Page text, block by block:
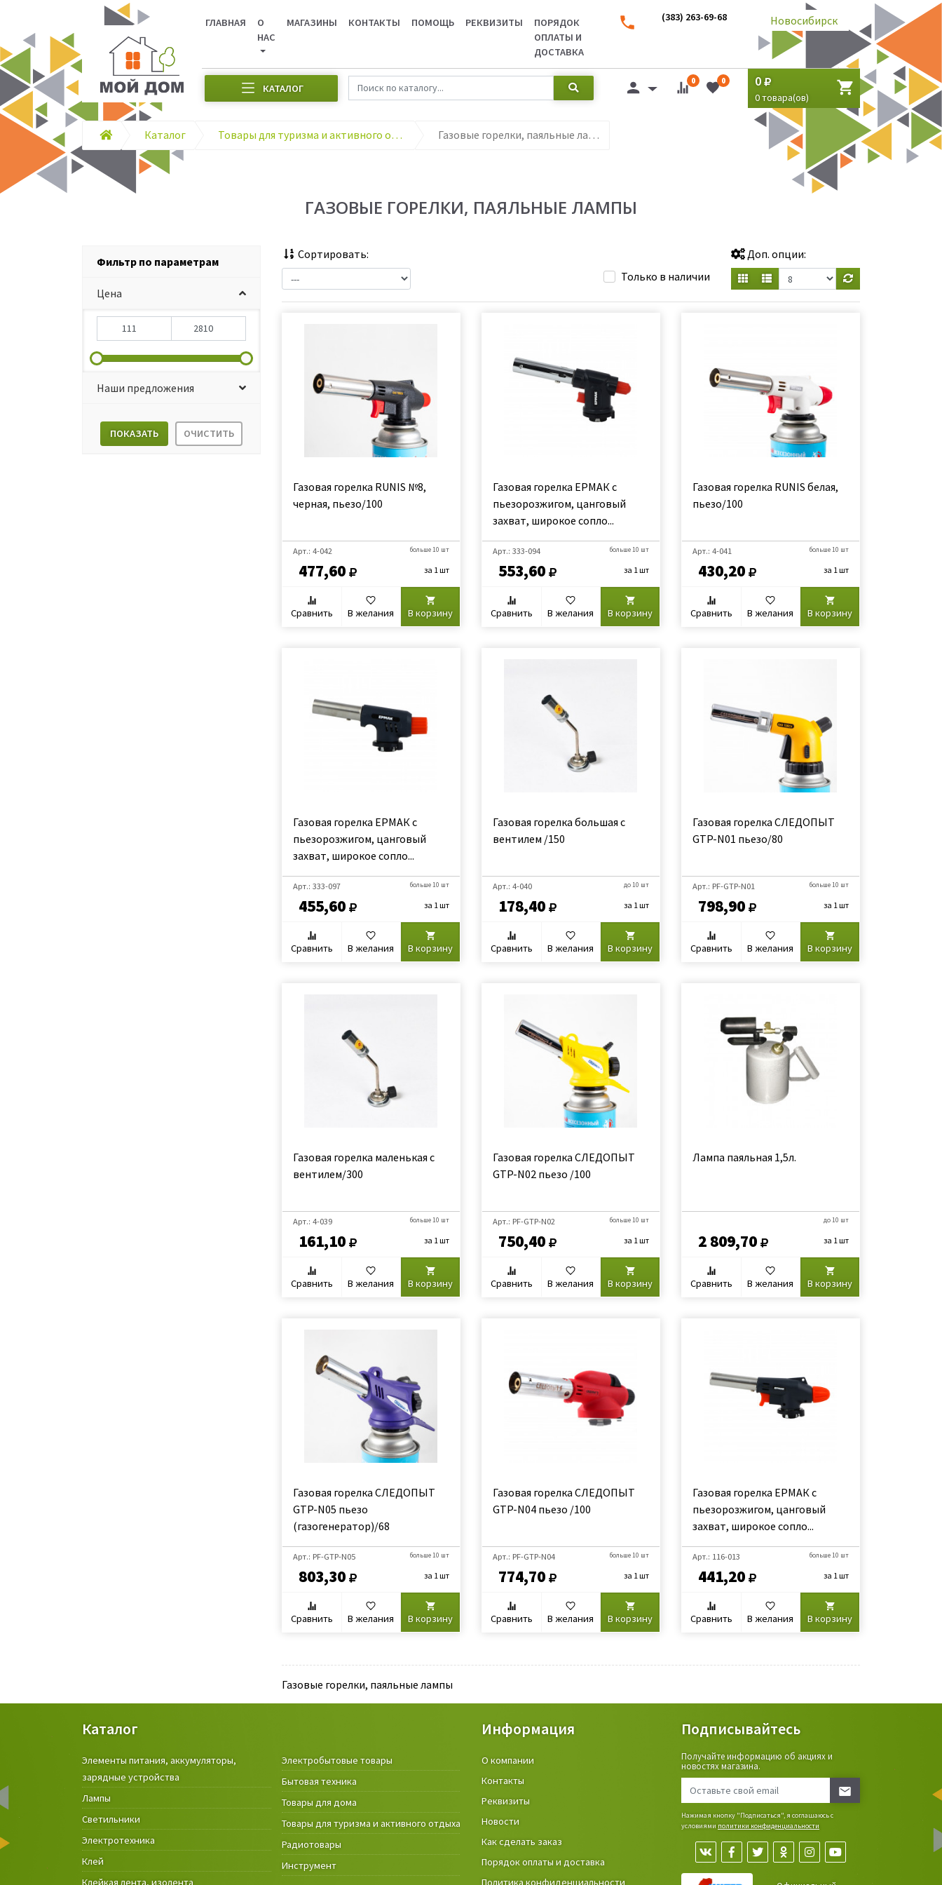
ГЛАВНАЯ
О
НАС
МАГАЗИНЫ КОНТАКТЫ ПОМОЩЬ РЕКВИЗИТЫ
ПОРЯДОК
ОПЛАТЫ И
ДОСТАВКА
(383) 263-69-68 Новосибирск
КАТАЛОГ
0 0 0
0товара(ов)
Каталог Товары для туризма и активного отдыха Газовые горелки, паяльные лампы
ГАЗОВЫЕ ГОРЕЛКИ, ПАЯЛЬНЫЕ ЛАМПЫ
Фильтр по параметрам
Цена
Наши предложения
ПОКАЗАТЬ ОЧИСТИТЬ
Сортировать:
Только в наличии
Доп. опции:
Газовая горелка RUNIS №8,
черная, пьезо/100
Арт.: 4-042
477,60
больше 10 шт
за 1 шт
Сравнить В желания В корзину
Газовая горелка ЕРМАК с
пьезорозжигом, цанговый
захват, широкое сопло...
Арт.: 333-094
553,60
больше 10 шт
за 1 шт
Сравнить В желания В корзину
Газовая горелка RUNIS белая,
пьезо/100
Арт.: 4-041
430,20
больше 10 шт
за 1 шт
Сравнить В желания В корзину
Газовая горелка ЕРМАК с
пьезорозжигом, цанговый
захват, широкое сопло...
Арт.: 333-097
455,60
больше 10 шт
за 1 шт
Сравнить В желания В корзину
Газовая горелка большая с
вентилем /150
Арт.: 4-040
178,40
до 10 шт
за 1 шт
Сравнить В желания В корзину
Газовая горелка СЛЕДОПЫТ
GTP-N01 пьезо/80
Арт.: PF-GTP-N01
798,90
больше 10 шт
за 1 шт
Сравнить В желания В корзину
Газовая горелка маленькая с
вентилем/300
Арт.: 4-039
161,10
больше 10 шт
за 1 шт
Сравнить В желания В корзину
Газовая горелка СЛЕДОПЫТ
GTP-N02 пьезо /100
Арт.: PF-GTP-N02
750,40
больше 10 шт
за 1 шт
Сравнить В желания В корзину
Лампа паяльная 1,5л.
2 809,70
до 10 шт
за 1 шт
Сравнить В желания В корзину
Газовая горелка СЛЕДОПЫТ
GTP-N05 пьезо
(газогенератор)/68
Арт.: PF-GTP-N05
803,30
больше 10 шт
за 1 шт
Сравнить В желания В корзину
Газовая горелка СЛЕДОПЫТ
GTP-N04 пьезо /100
Арт.: PF-GTP-N04
774,70
больше 10 шт
за 1 шт
Сравнить В желания В корзину
Газовая горелка ЕРМАК с
пьезорозжигом, цанговый
захват, широкое cопло...
Арт.: 116-013
441,20
больше 10 шт
за 1 шт
Сравнить В желания В корзину
Газовые горелки, паяльные лампы
Каталог
Элементы питания, аккумуляторы,
зарядные устройства
Лампы
Светильники
Электротехника
Клей
Клейкая лента, изолента
Электробытовые товары
Бытовая техника
Товары для дома
Товары для туризма и активного отдыха
Радиотовары
Инструмент
Крепёжные изделия и строительные
материалы
Товары и инструмент для дачи, сада,
Фонари
Информация
О компании
Контакты
Реквизиты
Новости
Как сделать заказ
Порядок оплаты и доставка
Политика конфиденциальности
Подписывайтесь
Получайте информацию об акциях и
новостях магазина.
Нажимая кнопку "Подписаться", я соглашаюсь с
условиями политики конфиденциальности